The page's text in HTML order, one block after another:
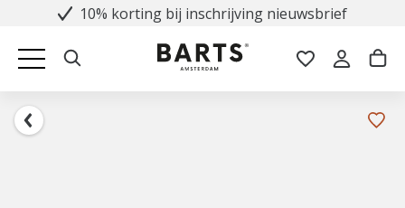
10% korting bij inschrijving nieuwsbrief